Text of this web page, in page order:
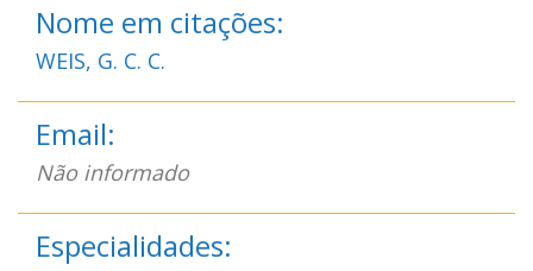
Nome em citações:
WEIS, G. C. C.
Email:
Não informado
Especialidades: